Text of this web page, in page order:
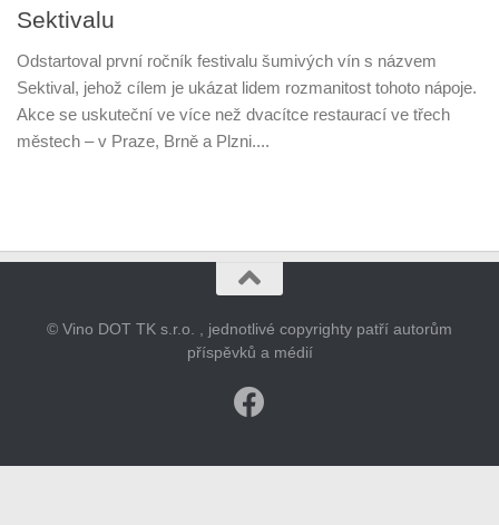
Sektivalu
Odstartoval první ročník festivalu šumivých vín s názvem
Sektival, jehož cílem je ukázat lidem rozmanitost tohoto nápoje.
Akce se uskuteční ve více než dvacítce restaurací ve třech
městech – v Praze, Brně a Plzni....
© Vino DOT TK s.r.o. , jednotlivé copyrighty patří autorům
příspěvků a médií